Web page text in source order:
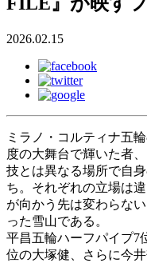
2026.02.15
ミラノ・コルティナ五
度の大舞台で輝いた者
技とは異なる場所で自
ち。それぞれの立場は
が向かう先は変わらな
った雪山である。
平昌五輪ハーフパイプ7
位の大塚健、さらに今